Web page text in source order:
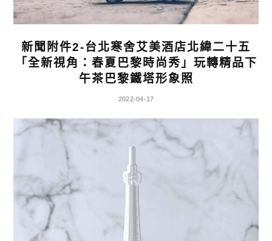
新聞附件2-台北寒舍艾美酒店北緯二十五
「全新視角：春夏巴黎時尚秀」玩轉精品下
午茶巴黎鐵塔形象照
2022-04-17